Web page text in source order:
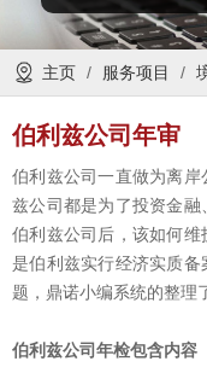
主页 / 服务项目 /
伯利兹公司年审
伯利兹公司一直做为离岸
兹公司都是为了投资金
伯利兹公司后，该如何维
是伯利兹实行经济实质
题，鼎诺小编系统的整理
伯利兹公司年检包含内容